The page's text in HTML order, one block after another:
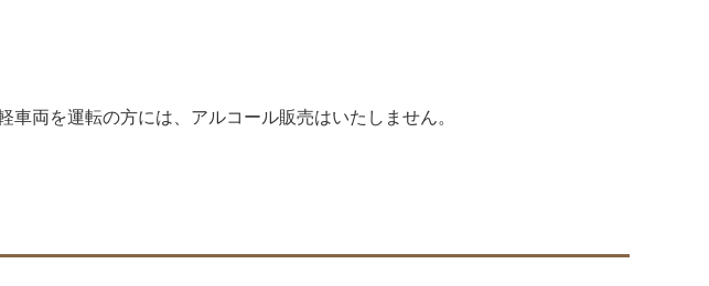
両を運転の方には、アルコール販売はいたしません。